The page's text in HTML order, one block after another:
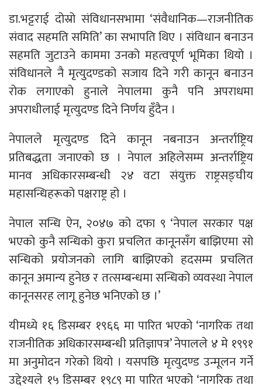
डा.भट्टराई दोस्रो संविधानसभामा ‘संवैधानिक—राजनीतिक
संवाद सहमति समिति’ का सभापति थिए । संविधान बनाउन
सहमति जुटाउने काममा उनको महत्वपूर्ण भूमिका थियो ।
संविधानले नै मृत्युदण्डको सजाय दिने गरी कानून बनाउन
रोक लगाएको हुनाले नेपालमा कुनै पनि अपराधमा
अपराधीलाई मृत्युदण्ड दिने निर्णय हुँदैन ।
नेपालले मृत्युदण्ड दिने कानून नबनाउन अन्तर्राष्ट्रिय
प्रतिबद्धता जनाएको छ । नेपाल अहिलेसम्म अन्तर्राष्ट्रिय
मानव अधिकारसम्बन्धी २४ वटा संयुक्त राष्ट्रसङ्घीय
महासन्धिहरूको पक्षराष्ट्र हो ।
नेपाल सन्धि ऐन, २०४७ को दफा ९ ‘नेपाल सरकार पक्ष
भएको कुनै सन्धिको कुरा प्रचलित कानूनसँग बाझिएमा सो
सन्धिको प्रयोजनको लागि बाझिएको हदसम्म प्रचलित
कानून अमान्य हुनेछ र तत्सम्बन्धमा सन्धिको व्यवस्था नेपाल
कानूनसरह लागू हुनेछ भनिएको छ ।’
यीमध्ये १६ डिसम्बर १९६६ मा पारित भएको ‘नागरिक तथा
राजनीतिक अधिकारसम्बन्धी प्रतिज्ञापत्र’ नेपालले ४ मे १९९१
मा अनुमोदन गरेको थियो । यसपछि मृत्युदण्ड उन्मूलन गर्ने
उद्देश्यले १५ डिसम्बर १९८९ मा पारित भएको ‘नागरिक तथा